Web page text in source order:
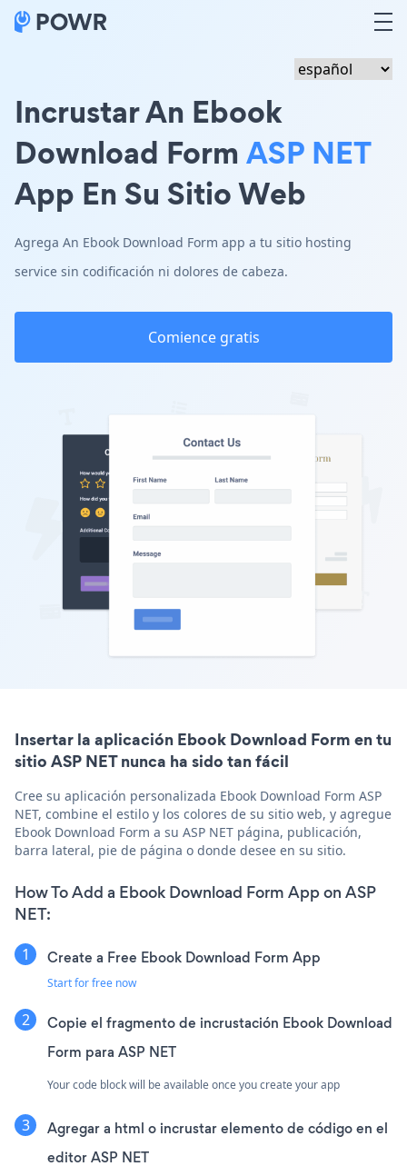
Incrustar An Ebook
Download Form ASP NET
App En Su Sitio Web
Agrega An Ebook Download Form app a tu sitio hosting
service sin codificación ni dolores de cabeza.
Comience gratis
Insertar la aplicación Ebook Download Form en tu
sitio ASP NET nunca ha sido tan fácil
Cree su aplicación personalizada Ebook Download Form ASP
NET, combine el estilo y los colores de su sitio web, y agregue
Ebook Download Form a su ASP NET página, publicación,
barra lateral, pie de página o donde desee en su sitio.
How To Add a Ebook Download Form App on ASP
NET:
Create a Free Ebook Download Form App
Start for free now
Copie el fragmento de incrustación Ebook Download
Form para ASP NET
Your code block will be available once you create your app
Agregar a html o incrustar elemento de código en el
editor ASP NET